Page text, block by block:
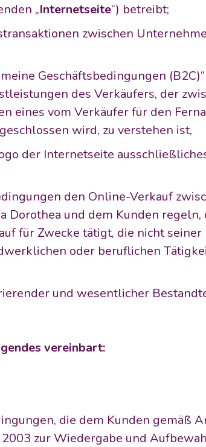
„Internetseite“) betreibt;
zwischen
Geschäftsbedingungen
des Verkäufers, der
eines vom Verkäufer für den
wird, zu verstehen ist,
der Internetseite
den Online-Verkauf
und dem Kunden regeln,
für Zwecke tätigt, die nicht seiner
oder beruflichen
und wesentlicher
vereinbart:
die dem Kunden gemäß
zur Wiedergabe und